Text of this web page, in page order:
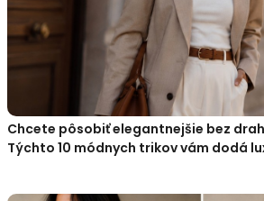
Chcete pôsobiť elegantnejšie bez
Týchto 10 módnych trikov vám dodá